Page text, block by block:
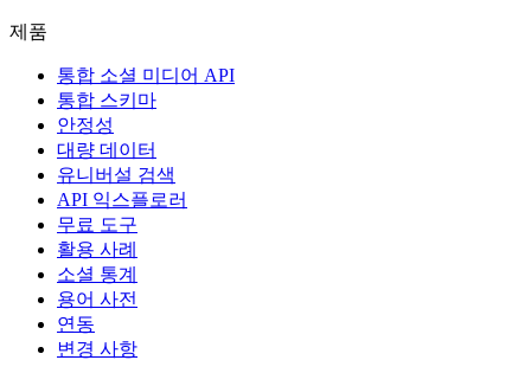
제품
통합 소셜 미디어 API
통합 스키마
안정성
대량 데이터
유니버설 검색
API 익스플로러
무료 도구
활용 사례
소셜 통계
용어 사전
연동
변경 사항